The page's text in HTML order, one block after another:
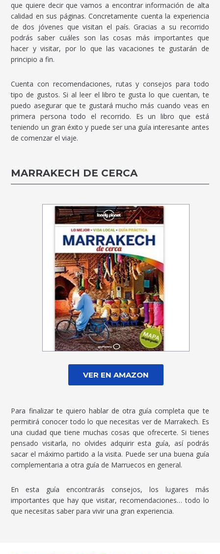
que quiere decir que vamos a encontrar información de alta
calidad en sus páginas. Concretamente cuenta la experiencia
de dos jóvenes que visitan el país. Gracias a su recorrido
podrás saber cuáles son las cosas más importantes que
hacer y visitar, por lo que las vacaciones te gustarán de
principio a fin.
Cuenta con recomendaciones, rutas y consejos para todo
tipo de gustos. Si al leer el libro te gusta lo que cuentan, te
puedo asegurar que te gustará mucho más cuando veas en
primera persona todo el recorrido. Es un libro que está
teniendo un gran éxito y puede ser una guía interesante antes
de comenzar el viaje.
MARRAKECH DE CERCA
VER EN AMAZON
Para finalizar te quiero hablar de otra guía completa que te
permitirá conocer todo lo que necesitas ver de Marrakech. Es
una ciudad que tiene muchas cosas que ofrecerte. Si tienes
pensado visitarla, no olvides adquirir esta guía, así podrás
sacar el máximo partido a la visita. Puede ser una buena guía
complementaria a otra guía de Marruecos en general.
En esta guía encontrarás consejos, los lugares más
importantes que hay que visitar, recomendaciones… todo lo
que necesitas saber para vivir una gran experiencia.